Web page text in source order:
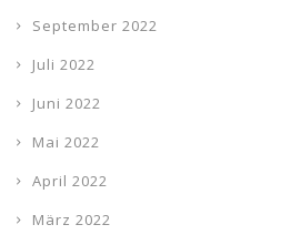
September 2022
Juli 2022
Juni 2022
Mai 2022
April 2022
März 2022